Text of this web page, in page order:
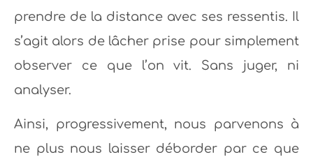
prendre de la distance avec ses ressentis. Il
s’agit alors de lâcher prise pour simplement
observer ce que l’on vit. Sans juger, ni
analyser.
Ainsi, progressivement, nous parvenons à
ne plus nous laisser déborder par ce que